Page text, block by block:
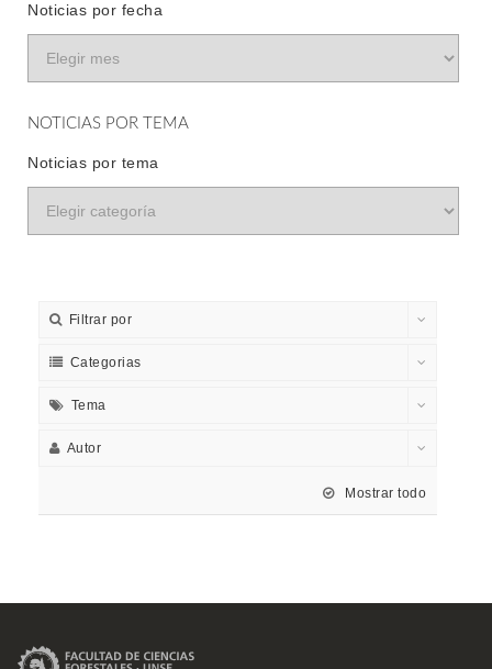
Noticias por fecha
NOTICIAS POR TEMA
Noticias por tema
Filtrar por
Categorias
Tema
Autor
Mostrar todo